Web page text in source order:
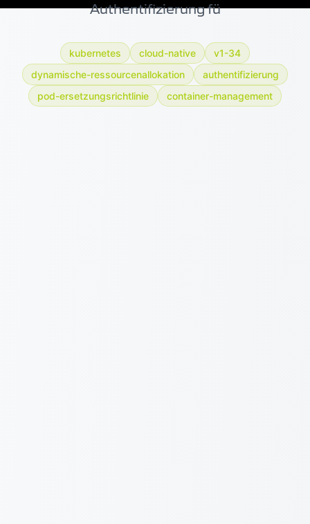
Authentifizierung fü
kubernetes cloud-native
v1-34
dynamische-ressourcenallokation
authentifizierung
pod-ersetzungsrichtlinie
container-management